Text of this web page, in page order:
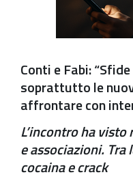
Conti e Fabi:
soprattutto le
affrontare con
L’incontro ha
e associazioni.
cocaina e crack